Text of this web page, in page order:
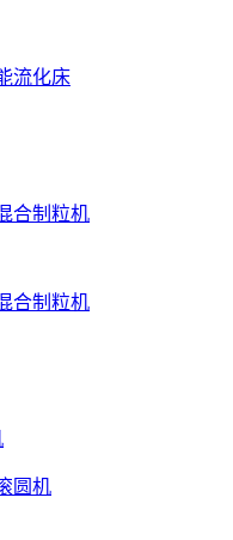
流化床
合制粒机
合制粒机
圆机